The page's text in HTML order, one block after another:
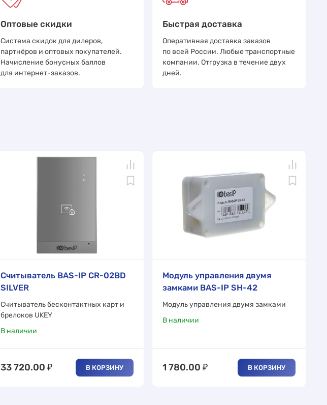
Оптовые скидки
Система скидок для дилеров,
партнёров и оптовых покупателей.
Начисление бонусных баллов
для интернет-заказов.
Быстрая доставка
Оперативная доставка заказов
по всей России. Любые транспортные
компании. Отгрузка в течение двух
дней.
Считыватель BAS-IP CR-02BD
SILVER
Считыватель бесконтактных карт и
брелоков UKEY
В наличии
33 720.00 ₽ В КОРЗИНУ
Модуль управления двумя
замками BAS-IP SH-42
Модуль управления двумя замками
В наличии
1 780.00 ₽ В КОРЗИНУ